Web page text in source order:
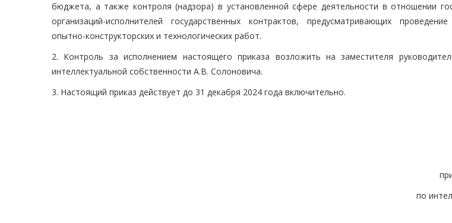
бюджета, а также контроля (надзора) в установленной сфере деятельности в отношении
организаций-исполнителей государственных контрактов, предусматривающих проведение
опытно-конструкторских и технологических работ.
2. Контроль за исполнением настоящего приказа возложить на заместителя
интеллектуальной собственности А.В. Солоновича.
3. Настоящий приказ действует до 31 декабря 2024 года включительно.
по